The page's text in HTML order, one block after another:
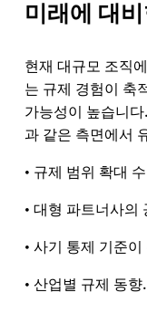
미래에 대
현재 대규모 조직
는 규제 경험이 축
가능성이 높습니
과 같은 측면에서
• 규제 범위 확대
• 대형 파트너사의
• 사기 통제 기준
• 산업별 규제 동향.